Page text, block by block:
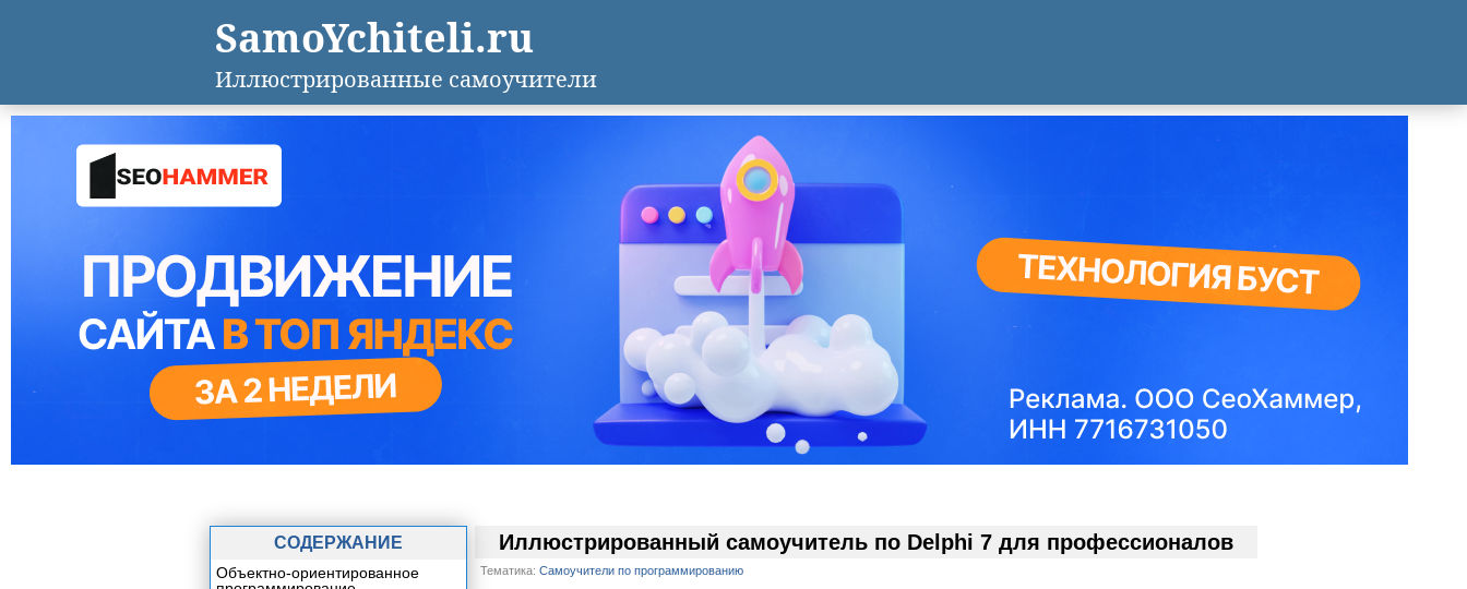
Иллюстрированный самоучитель по Delphi 7 для профессионалов
Тематика: Самоучители по программированию
СОДЕРЖАНИЕ
Объектно-ориентированное
SamoYchiteli.ru
Иллюстрированные самоучители